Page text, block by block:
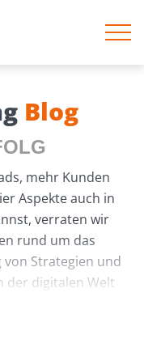
Blog
mehr Kunden
Aspekte auch in
verraten wir
rund um das
Strategien und
der digitalen Welt
deine Marke
begeistert.